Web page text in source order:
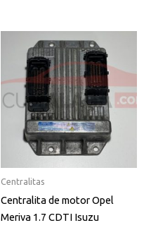
Centralitas
Centralita de motor Opel
Meriva 1.7 CDTI Isuzu